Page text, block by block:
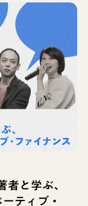
者と学ぶ、
ティブ・